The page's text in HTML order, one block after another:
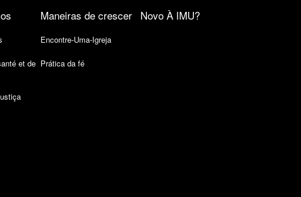
et de
Maneiras de crescer
Encontre-Uma-Igreja
Prática da fé
Novo À IMU?